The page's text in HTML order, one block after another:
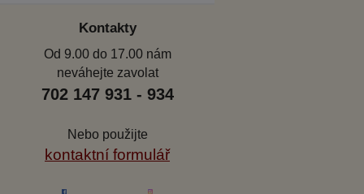
Kontakty
Od 9.00 do 17.00 nám
neváhejte zavolat
702 147 931 - 934
Nebo použijte
kontaktní formulář